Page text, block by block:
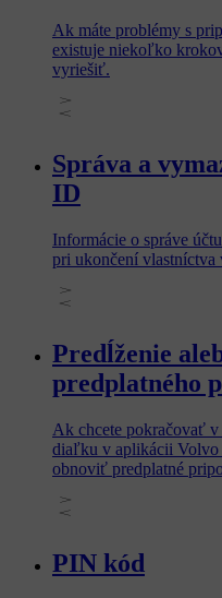
Ak máte problémy s
existuje niekoľko
vyriešiť.
Správa a
ID
Informácie o správe
pri ukončení vlastníctva
Predĺženie
predplatného
Ak chcete pokračovať
diaľku v aplikácii Volvo
obnoviť predplatné
PIN kód